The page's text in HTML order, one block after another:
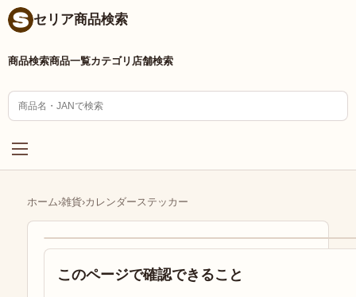
セリア商品検索
商品検索商品一覧カテゴリ 店舗検索
ホーム›雑貨›カレンダーステッカー
このページで確認できること